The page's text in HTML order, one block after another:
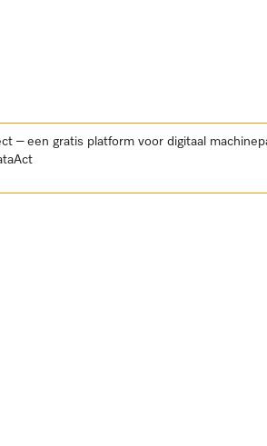
een gratis platform voor digitaal